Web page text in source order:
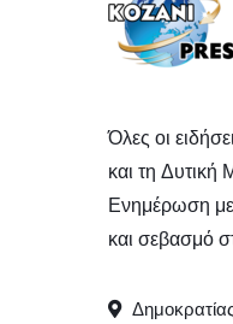
Όλες οι
και τη Δυτική
Ενημέρωση με
και σεβασμό